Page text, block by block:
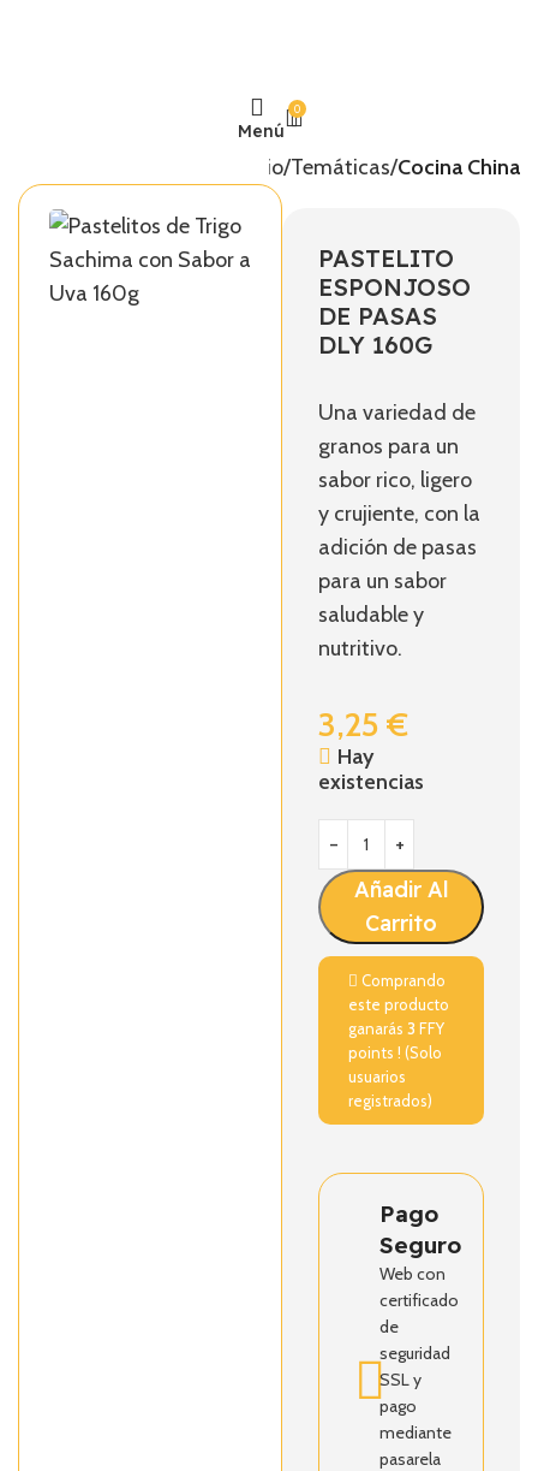
Menú
0
Inicio Temáticas Cocina China
PASTELITO
ESPONJOSO
DE PASAS
DLY 160G
Una variedad de
granos para un
sabor rico, ligero
y crujiente, con la
adición de pasas
para un sabor
saludable y
nutritivo.
3,25€
Hay
existencias
Añadir Al
Carrito
Comprando
este producto
ganarás3 FFY
points ! (Solo
usuarios
registrados)
Pago
Seguro
Web con
certificado
de
seguridad
SSL y
pago
mediante
pasarela